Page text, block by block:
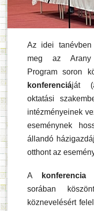
Az idei tanévben
meg az Arany
Program soron
konferenciáját
oktatási
intézményeinek
eseménynek
állandó
otthont az
A konferencia
sorában
köznevelésért